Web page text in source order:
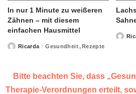
In nur 1 Minute zu weißeren
Zähnen – mit diesem
einfachen Hausmittel
PostedRicarda Gesundheit Rezepte
Posted
Bitte beachten Sie, dass
Therapie-Verordnungen erteilt,